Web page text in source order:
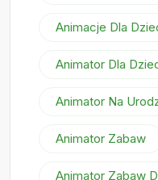
Animacje Dla
Animator Dla
Animator Na
Animator Zabaw
Animator Zabaw